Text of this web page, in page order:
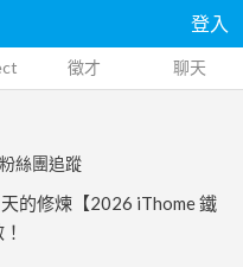
登入
徵才 聊天
絲團追蹤
的修煉【2026 iThome 鐵